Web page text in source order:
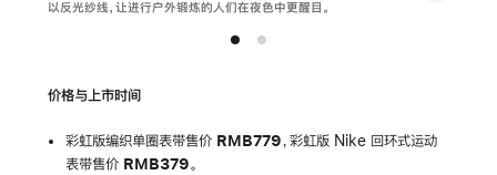
以反光纱线，让进行户外锻炼的人们在夜色中更醒目。
价格与上市时间
彩虹版编织单圈表带售价 RMB779 ，彩虹版 Nike 回环式运动
表带售价 RMB379。